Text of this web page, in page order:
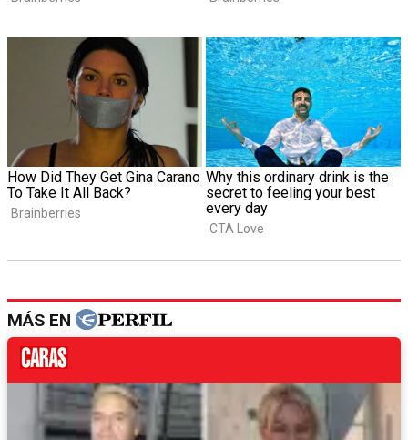
MÁS EN